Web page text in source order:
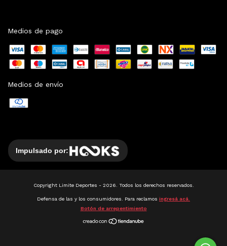
Medios de pago
Medios de envío
Impulsado por:
Copyright Limite Deportes - 2026. Todos los derechos reservados.
Defensa de las y los consumidores. Para reclamos ingresá acá.
Botón de arrepentimiento